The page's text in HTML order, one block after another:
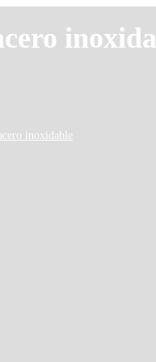
inoxidable